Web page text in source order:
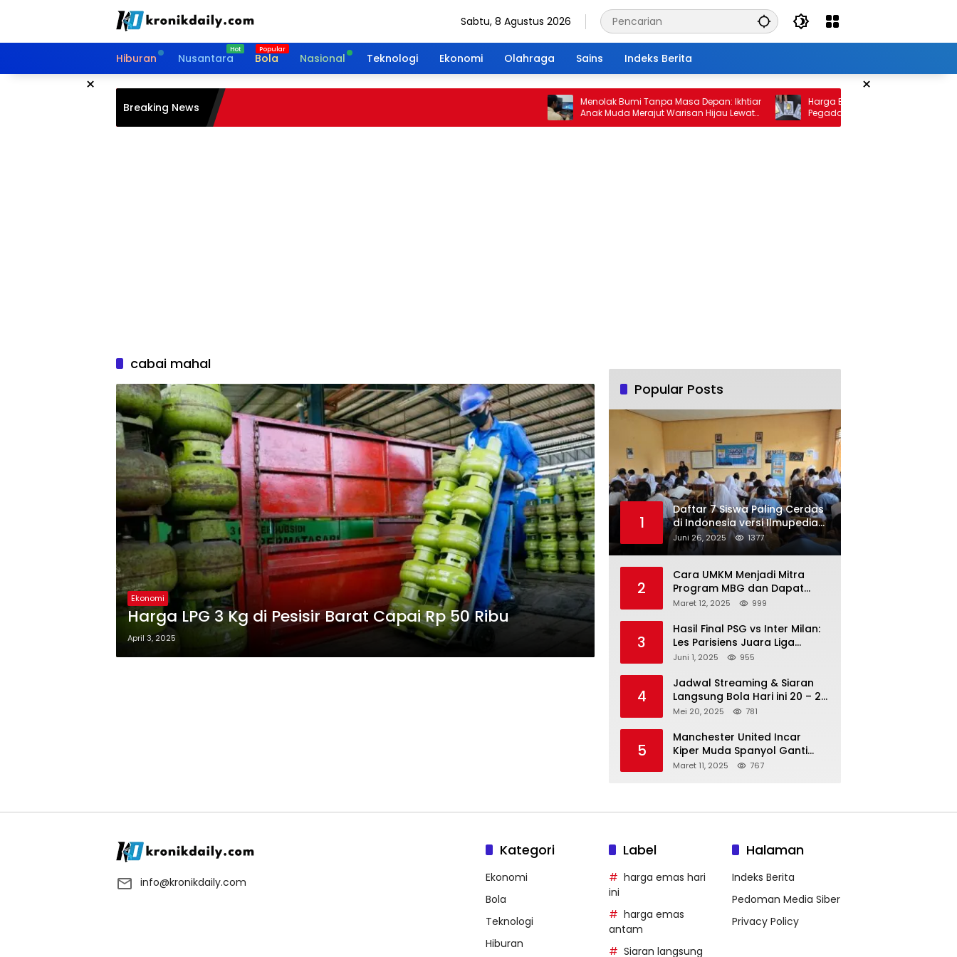
Sabtu, 8 Agustus 2026
Hiburan Nusantara Bola Nasional Teknologi Ekonomi Olahraga Sains Indeks Berita
× ×
Breaking News
Menolak Bumi Tanpa Masa Depan: Ikhtiar
Anak Muda Merajut Warisan Hijau Lewat
Portal Waktu
Harga Emas 10 Februari 2026: Antam
Pegadaian Kembali Melonjak
cabai mahal
Ekonomi
Harga LPG 3 Kg di Pesisir Barat Capai Rp 50 Ribu
April 3, 2025
Popular Posts
1
Daftar 7 Siswa Paling Cerdas
di Indonesia versi Ilmupedia
Tryout UTBK 2025
Juni 26, 2025 1377
2
Cara UMKM Menjadi Mitra
Program MBG dan Dapat
Modal Hingga Rp500 Juta
Maret 12, 2025 999
3
Hasil Final PSG vs Inter Milan:
Les Parisiens Juara Liga
Champions 2025 usai Bantai il
Juni 1, 2025 955
4
Jadwal Streaming & Siaran
Langsung Bola Hari ini 20 – 21
Mei 2025: Manchester City vs
Mei 20, 2025 781
5
Manchester United Incar
Kiper Muda Spanyol Ganti
Andre Onana
Maret 11, 2025 767
info@kronikdaily.com
Kategori
Ekonomi
Bola
Teknologi
Hiburan
Label
harga emas hari
ini
harga emas
antam
Siaran langsung
Halaman
Indeks Berita
Pedoman Media Siber
Privacy Policy